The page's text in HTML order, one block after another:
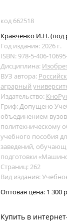
код 662518
Кравченко И.Н. (под
Год издания: 2026 г.
ISBN: 978-5-406-
Дисциплина:
ВУЗ автора:
аграрный
Издательство:
Гриф: Допущено
объединением
политехническому
учебного пособия
заведений,
подготовки
Страниц: 262
Вид издания:
Оптовая цена: 1 300
Купить в